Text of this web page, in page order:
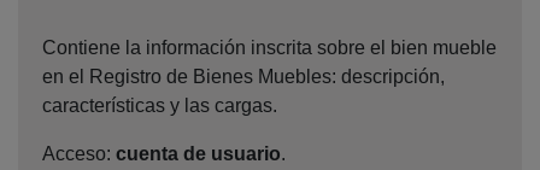
Contiene la información inscrita sobre el bien mueble
en el Registro de Bienes Muebles: descripción,
características y las cargas.
Acceso: cuenta de usuario.